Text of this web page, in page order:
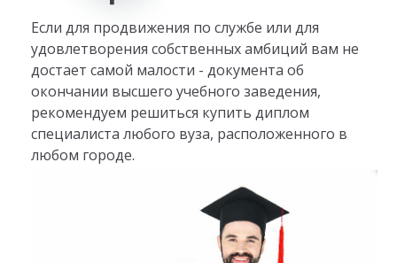
Если для продвижения по службе или для
удовлетворения собственных амбиций вам не
достает самой малости - документа об
окончании высшего учебного заведения,
рекомендуем решиться купить диплом
специалиста любого вуза, расположенного в
любом городе.